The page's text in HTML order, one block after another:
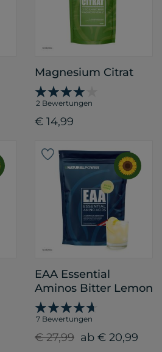
Magnesium Citrat
2 Bewertungen
€ 14,99
EAA Essential
Aminos Bitter Lemon
7 Bewertungen
€ 27,99 ab € 20,99